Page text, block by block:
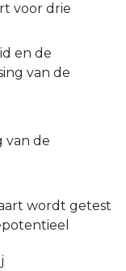
voor drie
en de
van de
van de
wordt getest